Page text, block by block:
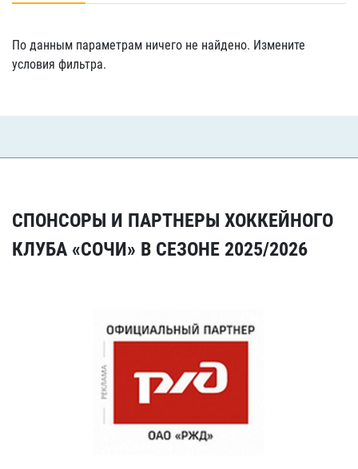
По данным параметрам ничего не найдено. Измените
условия фильтра.
СПОНСОРЫ И ПАРТНЕРЫ ХОККЕЙНОГО
КЛУБА «СОЧИ» В СЕЗОНЕ 2025/2026